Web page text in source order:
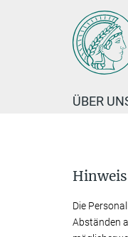
ÜBER
Hinweis
Die
Abständen